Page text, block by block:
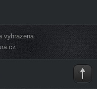
vyhrazena.